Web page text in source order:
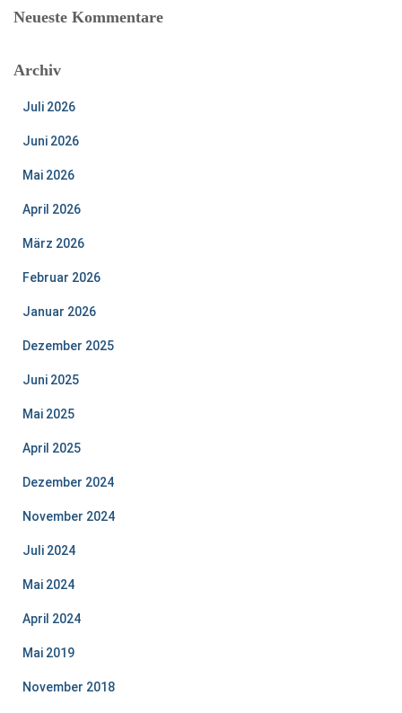
Neueste Kommentare
Archiv
Juli 2026
Juni 2026
Mai 2026
April 2026
März 2026
Februar 2026
Januar 2026
Dezember 2025
Juni 2025
Mai 2025
April 2025
Dezember 2024
November 2024
Juli 2024
Mai 2024
April 2024
Mai 2019
November 2018